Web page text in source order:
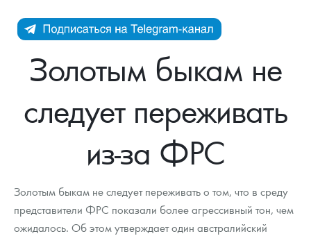
Каталог Монет
Инвестиционные монеты
Иностранные
Памятные монеты России и СССР
Монеты Царской России
Монеты стран мира после 1950г
Монеты и жетоны ЗМД
Георгий Победоносец
Золотой червонец Сеятель
Золотые слитки
Инфо
Как сделать заказ
Выкуп монет
Выкуп серебряных монет
Вопрос - ответ
Доставка
Подбор монет
Распродажа монет и жетонов
Аналитика и события
Итоги 2025 года. Прогноз курсов золота, серебра, платины на
2026 год
Cтатьи
Георгий Победоносец - динамика цен
Курс золота и серебра
Лом выкуп
Контакты
О нас
Золотым быкам не
следует переживать
из-за ФРС
Золотым быкам не следует переживать о том, что в среду
представители ФРС показали более агрессивный тон, чем
ожидалось. Об этом утверждает один австралийский